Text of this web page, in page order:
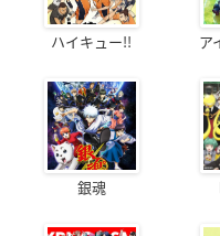
ハイキュー!! ア
銀魂